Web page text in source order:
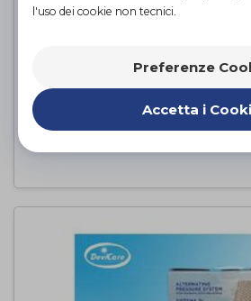
CUSHION AIR, 1 O 2
diDemarta-Virginio
PROVA E ACQUISTA IN
l'uso dei cookie non tecnici.
Preferenze
Accetta i